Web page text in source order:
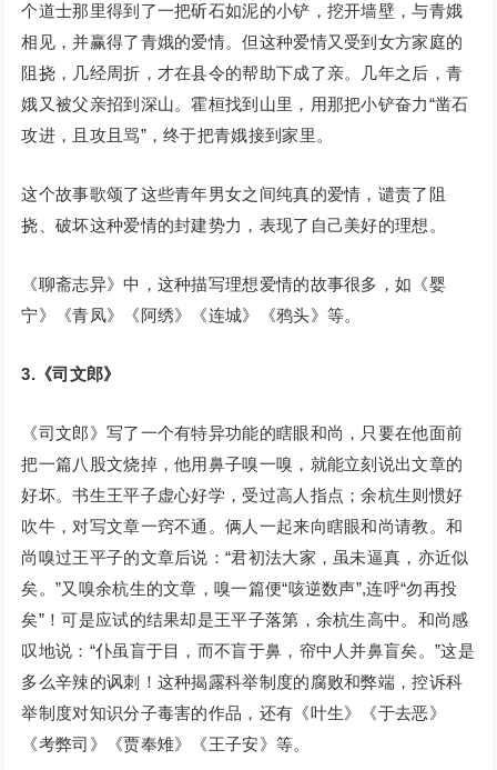
个道士那里得到了一把斫石如泥的小铲，挖开墙壁，与青娥
相见，并赢得了青娥的爱情。但这种爱情又受到女方家庭的
阻挠，几经周折，才在县令的帮助下成了亲。几年之后，青
娥又被父亲招到深山。霍桓找到山里，用那把小铲奋力“凿石
攻进，且攻且骂”，终于把青娥接到家里。
这个故事歌颂了这些青年男女之间纯真的爱情，谴责了阻
挠、破坏这种爱情的封建势力，表现了自己美好的理想。
《聊斋志异》中，这种描写理想爱情的故事很多，如《婴
宁》《青凤》《阿绣》《连城》《鸦头》等。
3.《司文郎》
《司文郎》写了一个有特异功能的瞎眼和尚，只要在他面前
把一篇八股文烧掉，他用鼻子嗅一嗅，就能立刻说出文章的
好坏。书生王平子虚心好学，受过高人指点；余杭生则惯好
吹牛，对写文章一窍不通。俩人一起来向瞎眼和尚请教。和
尚嗅过王平子的文章后说：“君初法大家，虽未逼真，亦近似
矣。”又嗅余杭生的文章，嗅一篇便“咳逆数声”,连呼“勿再投
矣”！可是应试的结果却是王平子落第，余杭生高中。和尚感
叹地说：“仆虽盲于目，而不盲于鼻，帘中人并鼻盲矣。”这是
多么辛辣的讽刺！这种揭露科举制度的腐败和弊端，控诉科
举制度对知识分子毒害的作品，还有《叶生》《于去恶》
《考弊司》《贾奉雉》《王子安》等。